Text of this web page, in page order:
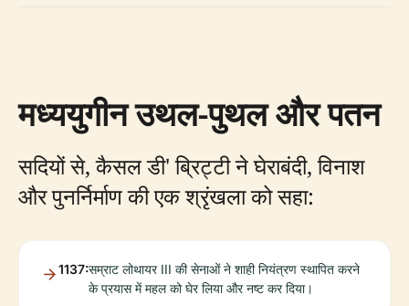
मध्ययुगीन उथल-पुथल और पतन
सदियों से, कैसल डी' ब्रिट्टी ने घेराबंदी, विनाश
और पुनर्निर्माण की एक श्रृंखला को सहा:
1137:सम्राट लोथायर III की सेनाओं ने शाही नियंत्रण स्थापित करने
के प्रयास में महल को घेर लिया और नष्ट कर दिया।